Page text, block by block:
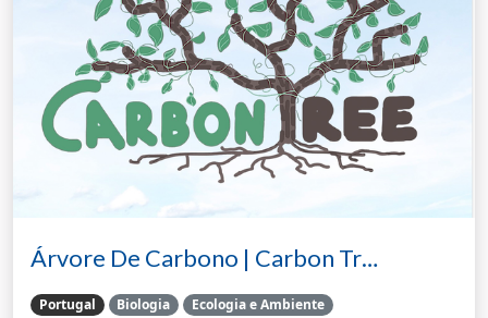
Árvore De Carbono | Carbon Tr…
Portugal Biologia Ecologia e Ambiente